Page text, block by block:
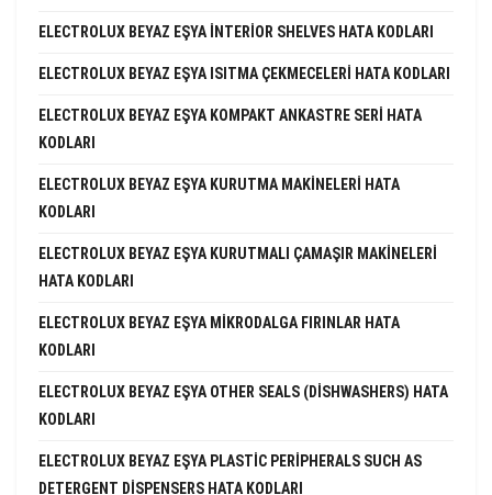
ELECTROLUX BEYAZ EŞYA INTERIOR SHELVES HATA KODLARI
ELECTROLUX BEYAZ EŞYA ISITMA ÇEKMECELERI HATA KODLARI
ELECTROLUX BEYAZ EŞYA KOMPAKT ANKASTRE SERI HATA
KODLARI
ELECTROLUX BEYAZ EŞYA KURUTMA MAKINELERI HATA
KODLARI
ELECTROLUX BEYAZ EŞYA KURUTMALI ÇAMAŞIR MAKINELERI
HATA KODLARI
ELECTROLUX BEYAZ EŞYA MIKRODALGA FIRINLAR HATA
KODLARI
ELECTROLUX BEYAZ EŞYA OTHER SEALS (DISHWASHERS) HATA
KODLARI
ELECTROLUX BEYAZ EŞYA PLASTIC PERIPHERALS SUCH AS
DETERGENT DISPENSERS HATA KODLARI